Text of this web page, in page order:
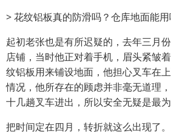
>花纹铝板真的防滑吗？仓库地面能
起初老张也是有所迟疑的，去年三月
店铺，当时他正对着手机，眉头紧皱
纹铝板用来铺设地面，他担心叉车在
情况，他所存在的顾虑并非毫无道理
十几趟叉车进出，所以安全无疑是最为
把时间定在四月，转折就这么出现了